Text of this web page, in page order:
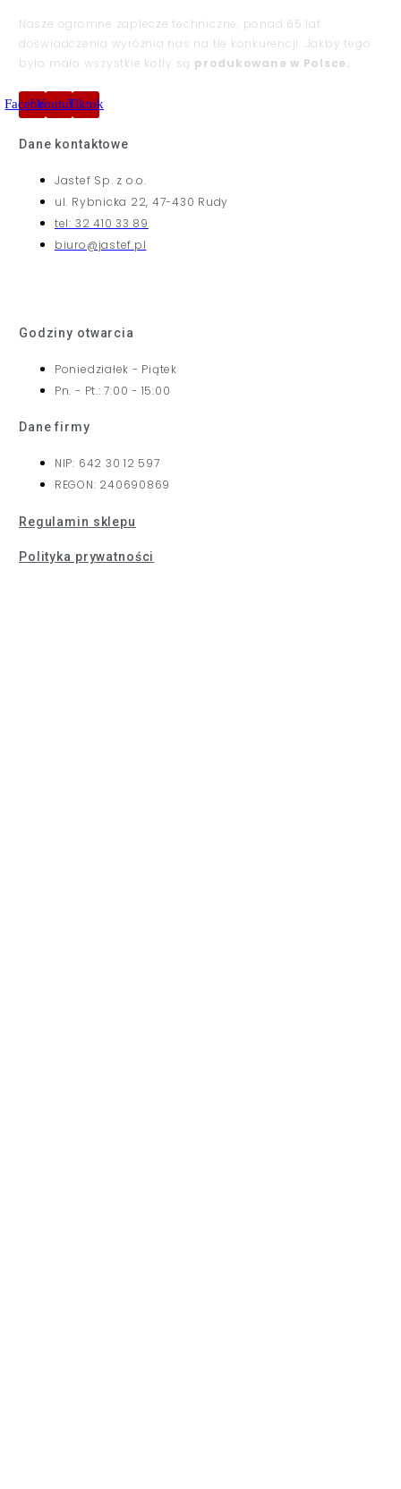
Nasze ogromne zaplecze techniczne, ponad 65 lat
doświadczenia wyróżnia nas na tle konkurencji. Jakby tego
było mało wszystkie kotły są produkowane w Polsce.
FacebookYoutubeTiktok
Dane kontaktowe
Jastef Sp. z o.o.
ul. Rybnicka 22, 47-430 Rudy
tel: 32 410 33 89
biuro@jastef.pl
Godziny otwarcia
Poniedziałek - Piątek
Pn. - Pt.: 7:00 - 15:00
Dane firmy
NIP: 642 30 12 597
REGON: 240690869
Regulamin sklepu
Polityka prywatności